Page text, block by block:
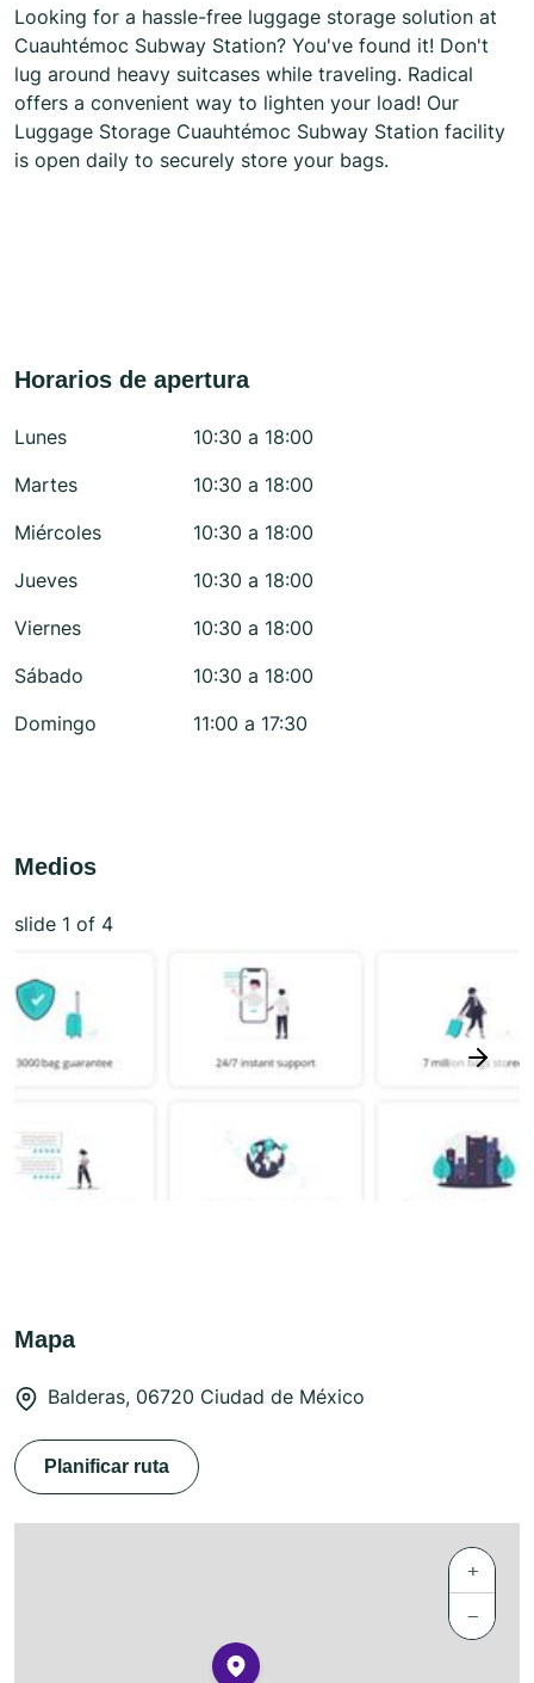
Looking for a hassle-free luggage storage solution at
Cuauhtémoc Subway Station? You've found it! Don't
lug around heavy suitcases while traveling. Radical
offers a convenient way to lighten your load! Our
Luggage Storage Cuauhtémoc Subway Station facility
is open daily to securely store your bags.
Horarios de apertura
Lunes
10:30 a 18:00
Martes
10:30 a 18:00
Miércoles
10:30 a 18:00
Jueves
10:30 a 18:00
Viernes
10:30 a 18:00
Sábado
10:30 a 18:00
Domingo
11:00 a 17:30
Medios
next
slide 1 of 4
Mapa
Balderas, 06720 Ciudad de México
Planificar ruta
+
−